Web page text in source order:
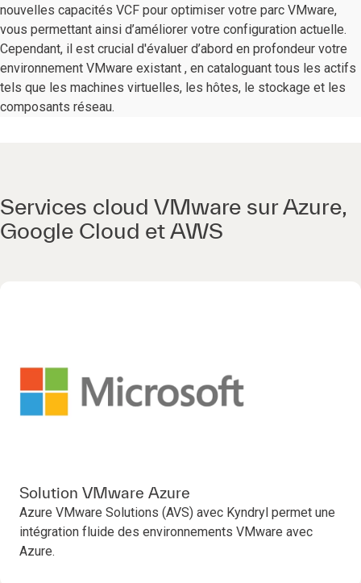
nouvelles capacités VCF pour optimiser votre parc VMware,
vous permettant ainsi d’améliorer votre configuration actuelle.
Cependant, il est crucial d'évaluer d’abord en profondeur votre
environnement VMware existant , en cataloguant tous les actifs
tels que les machines virtuelles, les hôtes, le stockage et les
composants réseau.
Services cloud VMware sur Azure,
Google Cloud et AWS
Solution VMware Azure
Azure VMware Solutions (AVS) avec Kyndryl permet une
intégration fluide des environnements VMware avec
Azure.